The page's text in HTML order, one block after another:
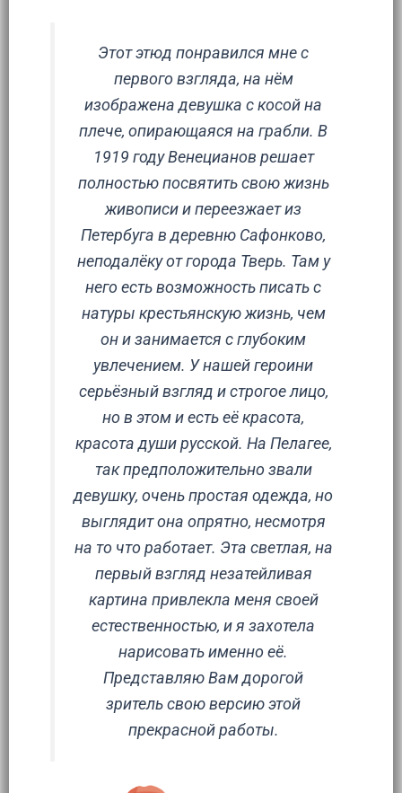
Этот этюд понравился мне с
первого взгляда, на нём
изображена девушка с косой на
плече, опирающаяся на грабли. В
1919 году Венецианов решает
полностью посвятить свою жизнь
живописи и переезжает из
Петербуга в деревню Сафонково,
неподалёку от города Тверь. Там у
него есть возможность писать с
натуры крестьянскую жизнь, чем
он и занимается с глубоким
увлечением. У нашей героини
серьёзный взгляд и строгое лицо,
но в этом и есть её красота,
красота души русской. На Пелагее,
так предположительно звали
девушку, очень простая одежда, но
выглядит она опрятно, несмотря
на то что работает. Эта светлая, на
первый взгляд незатейливая
картина привлекла меня своей
естественностью, и я захотела
нарисовать именно её.
Представляю Вам дорогой
зритель свою версию этой
прекрасной работы.